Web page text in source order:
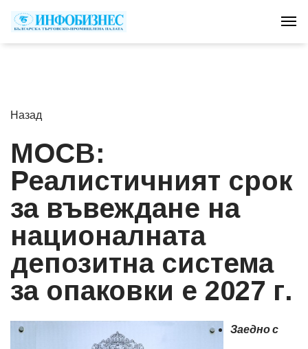
Назад
МОСВ:
Реалистичният срок
за въвеждане на
националната
депозитна система
за опаковки е 2027 г.
Заедно с